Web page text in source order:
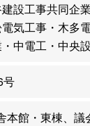
設工事共同企
気工事・木多
中電工・中央
号
館・東棟、議